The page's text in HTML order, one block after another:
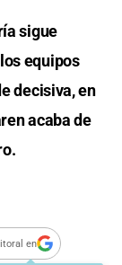
sigue
equipos
decisiva, en
acaba de
en